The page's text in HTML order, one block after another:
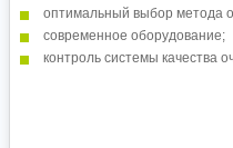
оптимальный выбор метода
современное оборудование;
контроль системы качества